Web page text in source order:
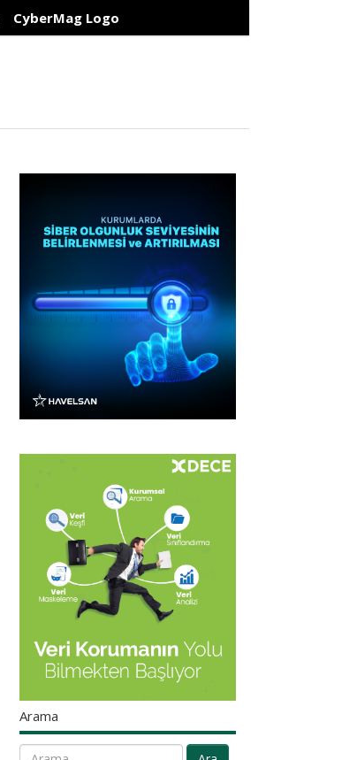
CyberMag Logo
Arama